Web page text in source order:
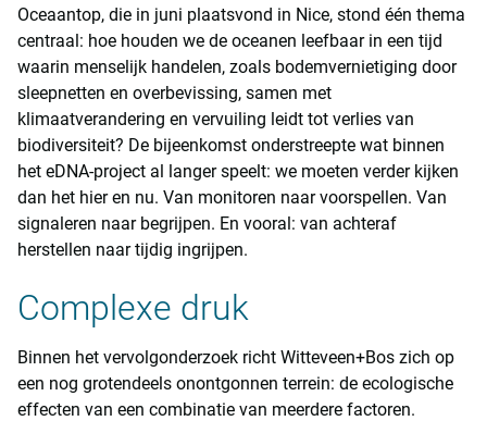
Oceaantop, die in juni plaatsvond in Nice, stond één thema
centraal: hoe houden we de oceanen leefbaar in een tijd
waarin menselijk handelen, zoals bodemvernietiging door
sleepnetten en overbevissing, samen met
klimaatverandering en vervuiling leidt tot verlies van
biodiversiteit? De bijeenkomst onderstreepte wat binnen
het eDNA-project al langer speelt: we moeten verder kijken
dan het hier en nu. Van monitoren naar voorspellen. Van
signaleren naar begrijpen. En vooral: van achteraf
herstellen naar tijdig ingrijpen.
Complexe druk
Binnen het vervolgonderzoek richt Witteveen+Bos zich op
een nog grotendeels onontgonnen terrein: de ecologische
effecten van een combinatie van meerdere factoren.